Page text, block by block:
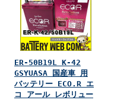
ER-50B19L K-42
GSYUASA 国産車 用
バッテリー ECO.R エ
コ アール レボリュー